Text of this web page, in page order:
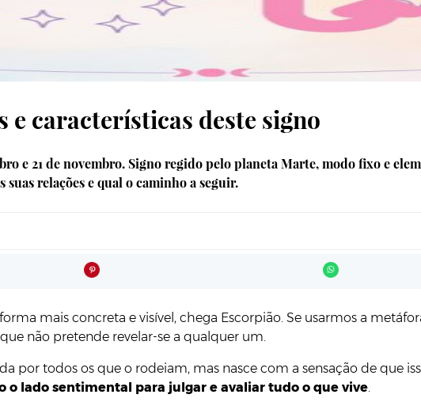
características deste signo
e 21 de novembro. Signo regido pelo planeta Marte, modo fixo e
relações e qual o caminho a seguir.
mais concreta e visível, chega Escorpião. Se usarmos a
não pretende revelar-se a qualquer um.
por todos os que o rodeiam, mas nasce com a sensação de que
o lado sentimental para julgar e avaliar tudo o que vive